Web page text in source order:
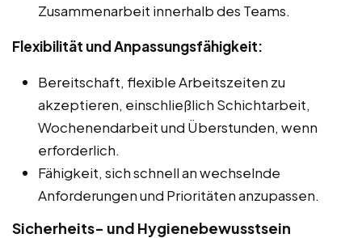
Zusammenarbeit innerhalb des Teams.
Flexibilität und Anpassungsfähigkeit:
Bereitschaft, flexible Arbeitszeiten zu
akzeptieren, einschließlich Schichtarbeit,
Wochenendarbeit und Überstunden, wenn
erforderlich.
Fähigkeit, sich schnell an wechselnde
Anforderungen und Prioritäten anzupassen.
Sicherheits- und Hygienebewusstsein